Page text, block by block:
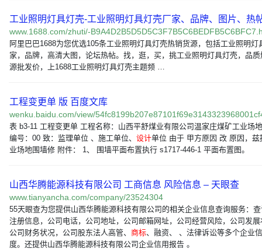
工业照明灯具灯壳-工业照明灯具灯壳厂家、品牌、图片、热
www.1688.com/zhuti/-
阿里巴巴1688为您优选105条工业照明灯具灯壳热销货源，包括工业照明灯
家，品牌，高清大图，论坛热帖。找，逛，买，挑工业照明灯具灯壳，品
源批发价，上1688工业照明灯具灯壳主题频 …
工程变更单 版 百度文库
wenku.baidu.com/view/
表 b3-11 工程变更单 工程名称：山西平舒煤业有限公司温家庄煤矿工业场
编号：00 致：监理单位 、施工单位、 设计单位 由于 甲方原因 改 原因，兹
业场地围墙修 附件： 1、 围墙平面布置执行 s1717-446-1 平面布置图。
山西华腾能源科技有限公司 工商信息 风险信息 – 天眼查
www.tianyancha.com/company/23524304
55天眼查为您提供山西华腾能源科技有限公司的相关企业信息查询服务：
注册信息，公司电话，公司地址，公司邮箱网址，公司经营风险，公司发展
公司财务状况，公司股东法人高管、 商标、融资、 、法律诉讼等多个企业
度。还提供山西华腾能源科技有限公司企业信用报告 。